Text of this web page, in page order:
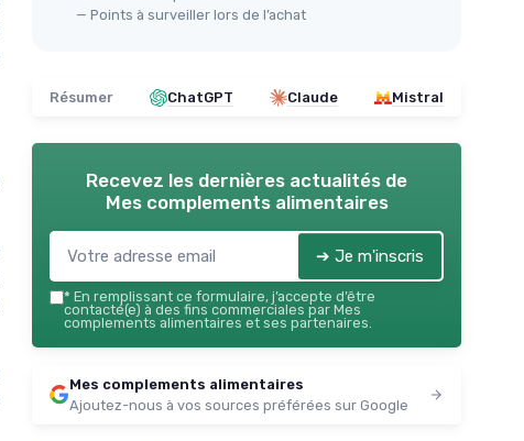
— Points à surveiller lors de l’achat
Résumer ChatGPT Claude Mistral
Recevez les dernières actualités de
Mes complements alimentaires
➔ Je m'inscris
* En remplissant ce formulaire, j’accepte d’être
contacté(e) à des fins commerciales par Mes
complements alimentaires et ses partenaires.
Mes complements alimentaires
Ajoutez-nous à vos sources préférées sur Google